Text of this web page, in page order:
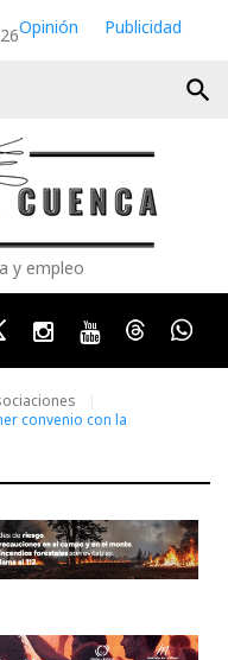
Opinión
Publicidad
search
y empleo
TwitterInstagram
YoutubeThreads
convenio con la